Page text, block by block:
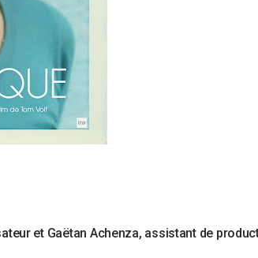
et Gaëtan Achenza, assistant de